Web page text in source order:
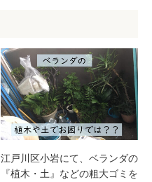
江戸川区小岩にて、ベランダの
『植木・土』などの粗大ゴミを